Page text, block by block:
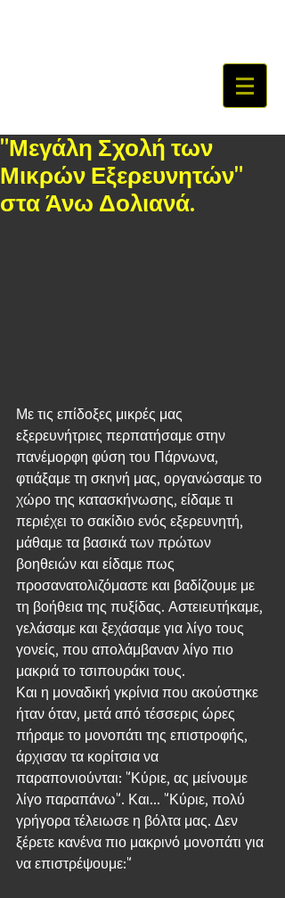
"Μεγάλη Σχολή των
Μικρών Εξερευνητών"
στα Άνω Δολιανά.
Με τις επίδοξες μικρές μας
εξερευνήτριες περπατήσαμε στην
πανέμορφη φύση του Πάρνωνα,
φτιάξαμε τη σκηνή μας, οργανώσαμε το
χώρο της κατασκήνωσης, είδαμε τι
περιέχει το σακίδιο ενός εξερευνητή,
μάθαμε τα βασικά των πρώτων
βοηθειών και είδαμε πως
προσανατολιζόμαστε και βαδίζουμε με
τη βοήθεια της πυξίδας. Αστειευτήκαμε,
γελάσαμε και ξεχάσαμε για λίγο τους
γονείς, που απολάμβαναν λίγο πιο
μακριά το τσιπουράκι τους.
Και η μοναδική γκρίνια που ακούστηκε
ήταν όταν, μετά από τέσσερις ώρες
πήραμε το μονοπάτι της επιστροφής,
άρχισαν τα κορίτσια να
παραπονιούνται: "Κύριε, ας μείνουμε
λίγο παραπάνω". Και... "Κύριε, πολύ
γρήγορα τέλειωσε η βόλτα μας. Δεν
ξέρετε κανένα πιο μακρινό μονοπάτι για
να επιστρέψουμε:"